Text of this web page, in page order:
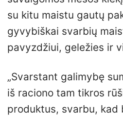
su kitu maistu gautų
gyvybiškai svarbių
pavyzdžiui, geležies ir
„Svarstant galimybę
iš raciono tam tikros
produktus, svarbu, kad